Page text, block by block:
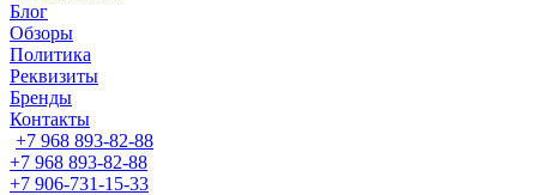
Блог
Обзоры
Политика
Реквизиты
Бренды
Контакты
+7 968 893-82-88
+7 968 893-82-88
+7 906-731-15-33